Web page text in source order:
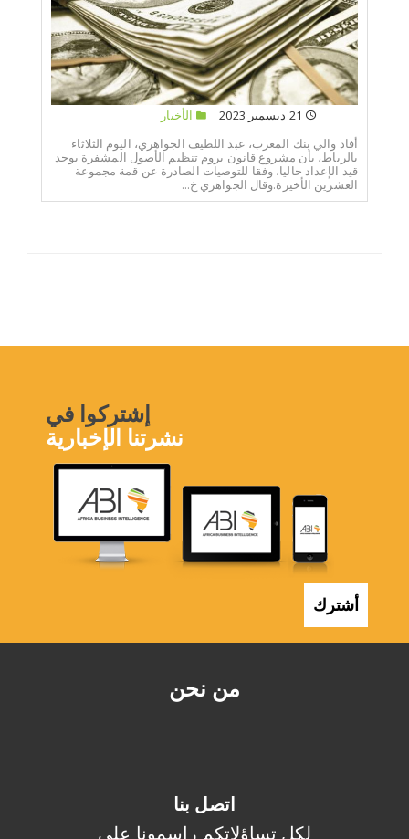
الأخبار
أفاد والي بنك المغرب، عبد اللطيف الجواهري، اليوم الثلاثاء
بالرباط، بأن مشروع قانون يروم تنظيم الأصول المشفرة يوجد
قيد الإعداد حاليا، وفقا للتوصيات الصادرة عن قمة مجموعة
العشرين الأخيرة.وقال الجواهري خ...
من نحن
اتصل بنا
لكل تساؤلاتكم راسمونا على
إشتركوا في
نشرتنا الإخبارية
أشترك